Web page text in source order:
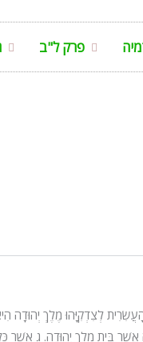
פרק ל"ב
לְצִדְקִיָּהוּ מֶלֶךְ
אֲשֶׁר בֵּית מֶלֶךְ יְהוּדָה. ג